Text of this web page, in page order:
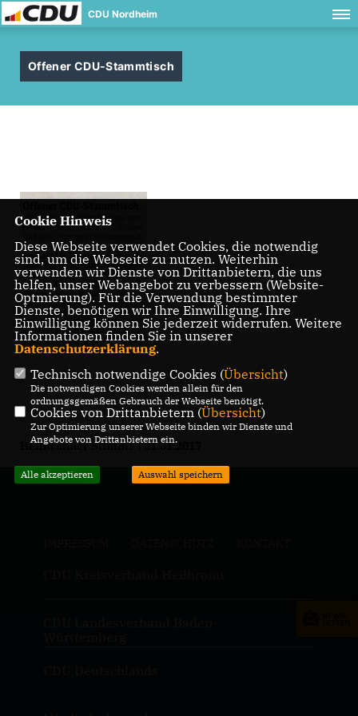
CDU Nordheim
Offener CDU-Stammtisch
Heilbronner Stimme | 31.01.2017
Cookie Hinweis
Diese Webseite verwendet Cookies, die notwendig
sind, um die Webseite zu nutzen. Weiterhin
verwenden wir Dienste von Drittanbietern, die uns
helfen, unser Webangebot zu verbessern (Website-
Optmierung). Für die Verwendung bestimmter
Dienste, benötigen wir Ihre Einwilligung. Ihre
Einwilligung können Sie jederzeit widerrufen. Weitere
Informationen finden Sie in unserer
Datenschutzerklärung.
Technisch notwendige Cookies (Übersicht)
Die notwendigen Cookies werden allein für den
ordnungsgemäßen Gebrauch der Webseite benötigt.
Cookies von Drittanbietern (Übersicht)
Zur Optimierung unserer Webseite binden wir Dienste und
Angebote von Drittanbietern ein.
Alle akzeptieren Auswahl speichern